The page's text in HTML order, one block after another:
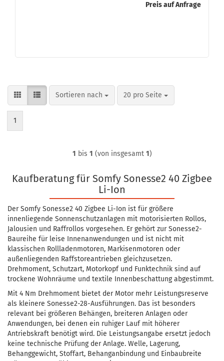
Preis auf Anfrage
Sortieren nach
Sortieren nach 20 pro Seite
pro Seite
1
1 bis 1 (von insgesamt 1)
Kaufberatung für Somfy Sonesse2 40 Zigbee
Li-Ion
Der Somfy Sonesse2 40 Zigbee Li-Ion ist für größere
innenliegende Sonnenschutzanlagen mit motorisierten Rollos,
Jalousien und Raffrollos vorgesehen. Er gehört zur Sonesse2-
Baureihe für leise Innenanwendungen und ist nicht mit
klassischen Rollladenmotoren, Markisenmotoren oder
außenliegenden Raffstoreantrieben gleichzusetzen.
Drehmoment, Schutzart, Motorkopf und Funktechnik sind auf
trockene Wohnräume und textile Innenbeschattung abgestimmt.
Mit 4 Nm Drehmoment bietet der Motor mehr Leistungsreserve
als kleinere Sonesse2-28-Ausführungen. Das ist besonders
relevant bei größeren Behängen, breiteren Anlagen oder
Anwendungen, bei denen ein ruhiger Lauf mit höherer
Antriebskraft benötigt wird. Die Leistungsangabe ersetzt jedoch
keine technische Prüfung der Anlage. Welle, Lagerung,
Behanggewicht, Stoffart, Behanganbindung und Einbaubreite